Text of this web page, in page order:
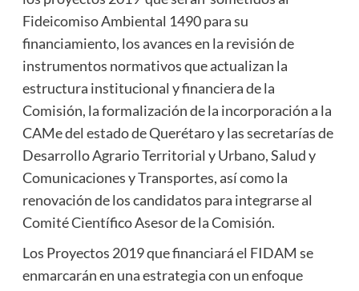
Fideicomiso Ambiental 1490 para su
financiamiento, los avances en la revisión de
instrumentos normativos que actualizan la
estructura institucional y financiera de la
Comisión, la formalización de la incorporación a la
CAMe del estado de Querétaro y las secretarías de
Desarrollo Agrario Territorial y Urbano, Salud y
Comunicaciones y Transportes, así como la
renovación de los candidatos para integrarse al
Comité Científico Asesor de la Comisión.
Los Proyectos 2019 que financiará el FIDAM se
enmarcarán en una estrategia con un enfoque